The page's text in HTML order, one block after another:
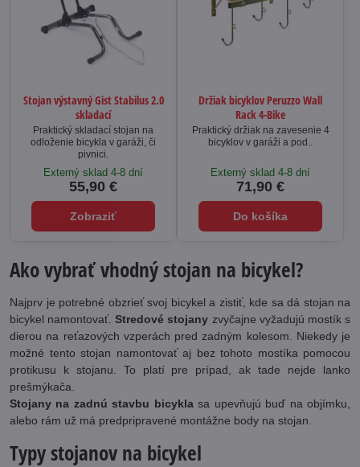
Stojan výstavný Gist Stabilus 2.0
skladací
Praktický skladací stojan na
odloženie bicykla v garáži, či
pivnici.
Externý sklad 4-8 dní
55,90 €
Zobraziť
Držiak bicyklov Peruzzo Wall
Rack 4-Bike
Praktický držiak na zavesenie 4
bicyklov v garáži a pod..
Externý sklad 4-8 dní
71,90 €
Do košíka
Ako vybrať vhodný stojan na bicykel?
Najprv je potrebné obzrieť svoj bicykel a zistiť, kde sa dá stojan na
bicykel namontovať.Stredové stojany zvyčajne vyžadujú mostík s
dierou na reťazových vzperách pred zadným kolesom. Niekedy je
možné tento stojan namontovať aj bez tohoto mostíka pomocou
protikusu k stojanu. To platí pre prípad, ak tade nejde lanko
prešmýkača.
Stojany na zadnú stavbu bicyklasa upevňujú buď na objímku,
alebo rám už má predpripravené montážne body na stojan.
Typy stojanov na bicykel